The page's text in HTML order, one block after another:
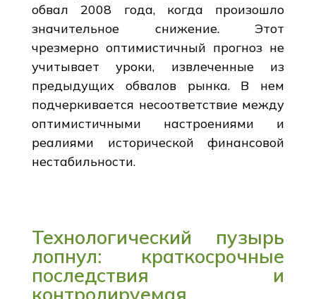
обвал 2008 года, когда произошло
значительное снижение. Этот
чрезмерно оптимистичный прогноз не
учитывает уроки, извлеченные из
предыдущих обвалов рынка. В нем
подчеркивается несоответствие между
оптимистичными настроениями и
реалиями исторической финансовой
нестабильности.
Технологический пузырь
лопнул: краткосрочные
последствия и
контролируемая